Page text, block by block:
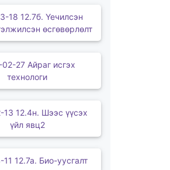
18 12.7б. Үечилсэн
өсгөвөрлөлт
27 Айраг исгэх
технологи
13 12.4н. Шээс үүсэх
үйл явц2
12.7а. Био-уусгалт